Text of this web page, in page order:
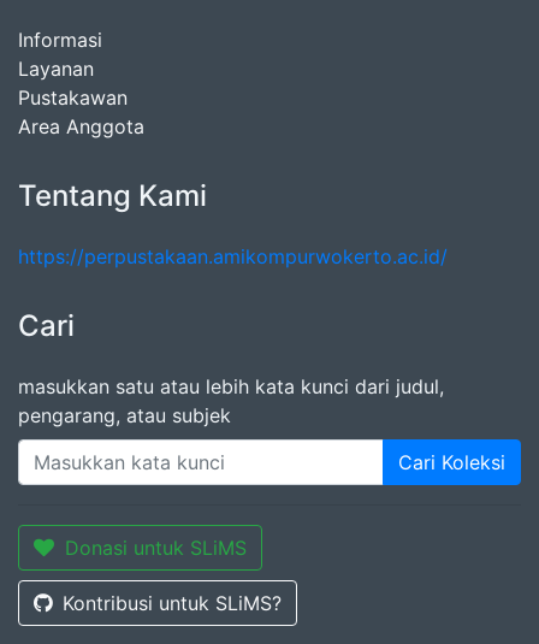
Informasi
Layanan
Pustakawan
Area Anggota
Tentang Kami
https://perpustakaan.amikompurwokerto.ac.id/
Cari
masukkan satu atau lebih kata kunci dari judul,
pengarang, atau subjek
Cari Koleksi
Donasi untuk SLiMS
Kontribusi untuk SLiMS?